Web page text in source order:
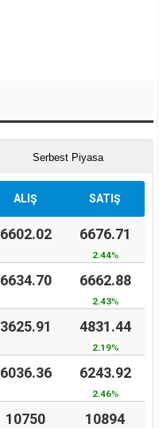
Serbest Piyasa
ALIŞ SATIŞ
6602.02 6676.71
2.44%
6634.70 6662.88
2.43%
3625.91 4831.44
2.19%
6036.36 6243.92
2.46%
10750 10894